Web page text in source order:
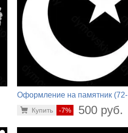
Оформление на памятник (72-
-7% 500 руб.
Купить